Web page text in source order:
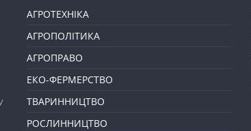
АГРОТЕХНІКА
АГРОПОЛІТИКА
АГРОПРАВО
ЕКО-ФЕРМЕРСТВО
ТВАРИННИЦТВО
РОСЛИННИЦТВО